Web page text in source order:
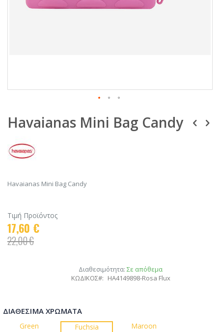
στην
αρχή
συλλογής
εικόνων
Havaianas Mini Bag Candy
Havaianas Mini Bag Candy
Τιμή Προϊόντος
17,60 €
22,00 €
Διαθεσιμότητα: Σε απόθεμα
ΚΩΔΙΚΟΣ
HA4149898-Rosa Flux
ΔΙΑΘΈΣΙΜΑ ΧΡΏΜΑΤΑ
Green Fuchsia Maroon